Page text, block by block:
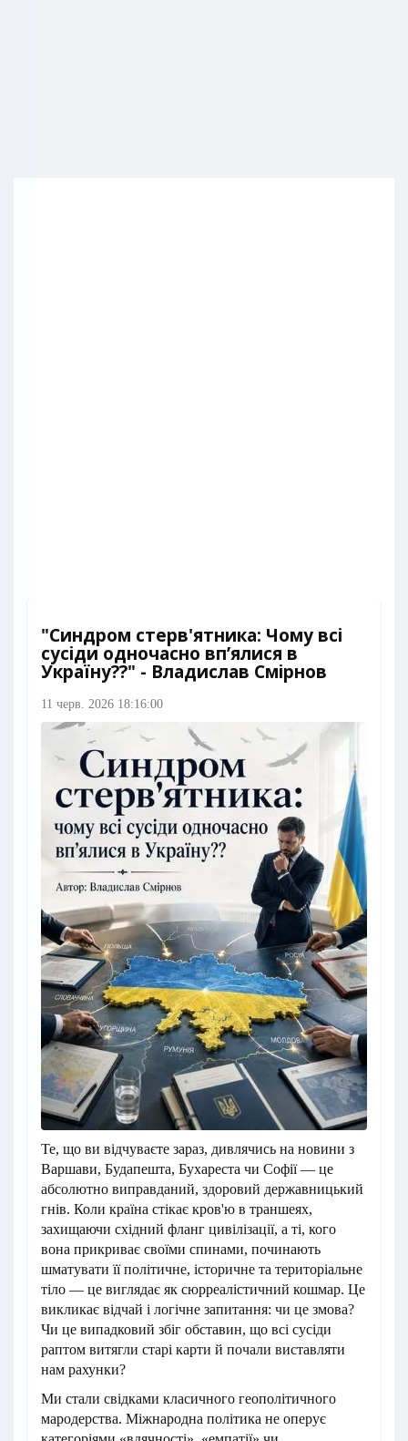
"Синдром стерв'ятника: Чому всі
сусіди одночасно вп’ялися в
Україну??" - Владислав Смірнов
11 черв. 2026 18:16:00
Те, що ви відчуваєте зараз, дивлячись на новини з
Варшави, Будапешта, Бухареста чи Софії — це
абсолютно виправданий, здоровий державницький
гнів. Коли країна стікає кров'ю в траншеях,
захищаючи східний фланг цивілізації, а ті, кого
вона прикриває своїми спинами, починають
шматувати її політичне, історичне та територіальне
тіло — це виглядає як сюрреалістичний кошмар. Це
викликає відчай і логічне запитання: чи це змова?
Чи це випадковий збіг обставин, що всі сусіди
раптом витягли старі карти й почали виставляти
нам рахунки?
Ми стали свідками класичного геополітичного
мародерства. Міжнародна політика не оперує